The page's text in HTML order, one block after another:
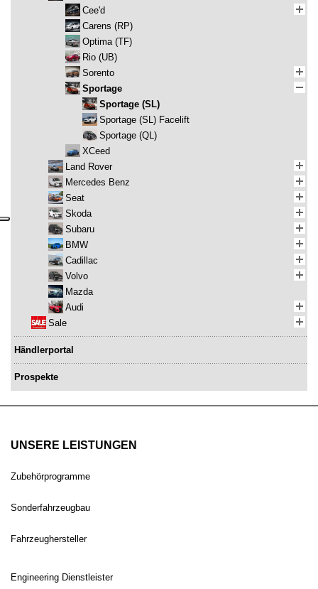
Cee'd
Carens (RP)
Optima (TF)
Rio (UB)
Sorento
Sportage
Sportage (SL)
Sportage (SL) Facelift
Sportage (QL)
XCeed
Land Rover
Mercedes Benz
Seat
Skoda
Subaru
BMW
Cadillac
Volvo
Mazda
Audi
Sale
Händlerportal
Prospekte
UNSERE LEISTUNGEN
Zubehörprogramme
Sonderfahrzeugbau
Fahrzeughersteller
Engineering Dienstleister